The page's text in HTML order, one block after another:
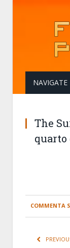
NAVIGATE
The
quarto
COMMENTA